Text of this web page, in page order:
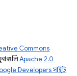
Commons
Apache 2.0
Developers সাইট